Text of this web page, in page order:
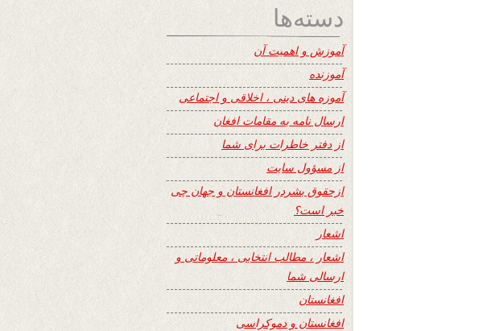
دسته‌ها
آموزش و اهمیت آن
آموزنده
آموزه های دینی ، اخلاقی و اجتماعی
ارسال نامه به مقامات افغان
از دفتر خاطرات برای شما
از مسؤول سایت
ازحقوق بشردر افغانستان و جهان چی
خبر است؟
اشعار
اشعار ، مطالب انتخابی ، معلوماتی و
ارسالی شما
افغانستان
افغانستان و دموکراسی